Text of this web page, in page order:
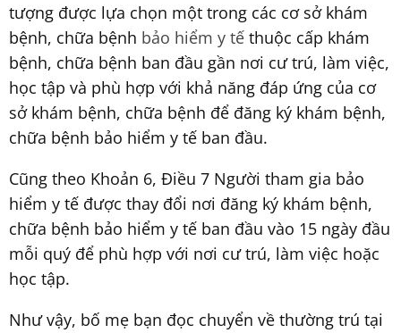
tượng được lựa chọn một trong các cơ sở khám
bệnh, chữa bệnh bảo hiểm y tế thuộc cấp khám
bệnh, chữa bệnh ban đầu gần nơi cư trú, làm việc,
học tập và phù hợp với khả năng đáp ứng của cơ
sở khám bệnh, chữa bệnh để đăng ký khám bệnh,
chữa bệnh bảo hiểm y tế ban đầu.
Cũng theo Khoản 6, Điều 7 Người tham gia bảo
hiểm y tế được thay đổi nơi đăng ký khám bệnh,
chữa bệnh bảo hiểm y tế ban đầu vào 15 ngày đầu
mỗi quý để phù hợp với nơi cư trú, làm việc hoặc
học tập.
Như vậy, bố mẹ bạn đọc chuyển về thường trú tại